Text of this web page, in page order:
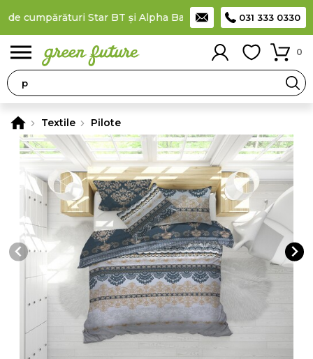
cumpărături Star BT și Alpha Bank Plătești în rateprin
031 333 0330
0
Textile Pilote